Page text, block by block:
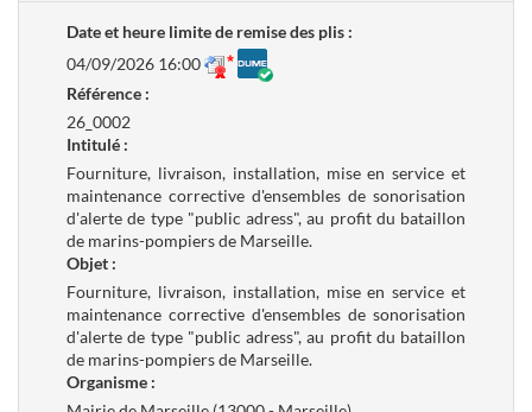
Date et heure limite de remise des plis :
04/09/2026 16:00
Référence :
26_0002
Intitulé :
Fourniture, livraison, installation, mise en service et
maintenance corrective d'ensembles de sonorisation
d'alerte de type "public adress", au profit du bataillon
de marins-pompiers de Marseille.
Objet :
Fourniture, livraison, installation, mise en service et
maintenance corrective d'ensembles de sonorisation
d'alerte de type "public adress", au profit du bataillon
de marins-pompiers de Marseille.
Organisme :